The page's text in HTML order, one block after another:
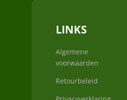
LINKS
Algemene
voorwaarden
Retourbeleid